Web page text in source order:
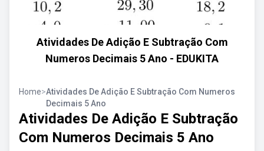
Atividades De Adição E Subtração Com
Numeros Decimais 5 Ano - EDUKITA
Home>Atividades De Adição E Subtração Com Numeros
Decimais 5 Ano
Atividades De Adição E Subtração
Com Numeros Decimais 5 Ano